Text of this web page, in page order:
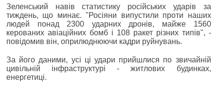
Зеленський навів статистику російських ударів за
тиждень, що минає. "Росіяни випустили проти наших
людей понад 2300 ударних дронів, майже 1560
керованих авіаційних бомб і 108 ракет різних типів", -
повідомив він, оприлюднюючи кадри руйнувань.
За його даними, усі ці удари прийшлися по звичайній
цивільній інфраструктурі - житлових будинках,
енергетиці.